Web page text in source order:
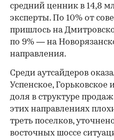
средний ценник в 14,8
эксперты. По 10% от
пришлось на
по 9% — на
направления.
Среди аутсайдеров
Успенское, Горьковское
доля в структуре
этих направлениях
треть поселков,
восточных шоссе